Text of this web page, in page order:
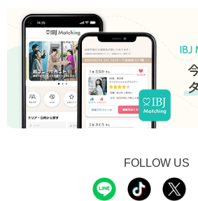
FOLLOW US